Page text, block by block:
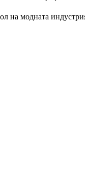
на модната